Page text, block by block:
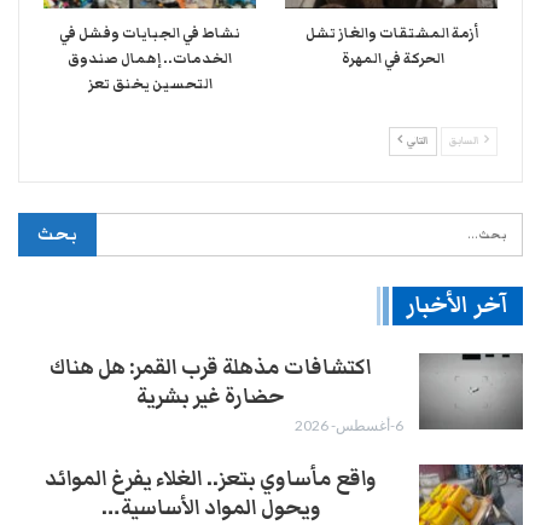
أزمة المشتقات والغاز تشل
الحركة في المهرة ​
نشاط في الجبايات وفشل في
الخدمات.. إهمال صندوق
التحسين يخنق تعز
السابق التالي
آخر الأخبار
اكتشافات مذهلة قرب القمر: هل هناك
حضارة غير بشرية
6-أغسطس- 2026
واقع مأساوي بتعز.. الغلاء يفرغ الموائد
ويحول المواد الأساسية…